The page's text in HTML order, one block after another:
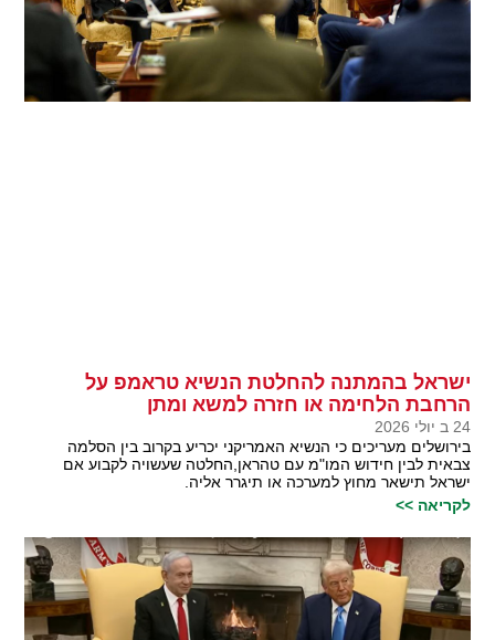
ישראל בהמתנה להחלטת הנשיא טראמפ על
הרחבת הלחימה או חזרה למשא ומתן
24 ב יולי 2026
בירושלים מעריכים כי הנשיא האמריקני יכריע בקרוב בין הסלמה
צבאית לבין חידוש המו"מ עם טהראן,החלטה שעשויה לקבוע אם
ישראל תישאר מחוץ למערכה או תיגרר אליה.
לקריאה >>